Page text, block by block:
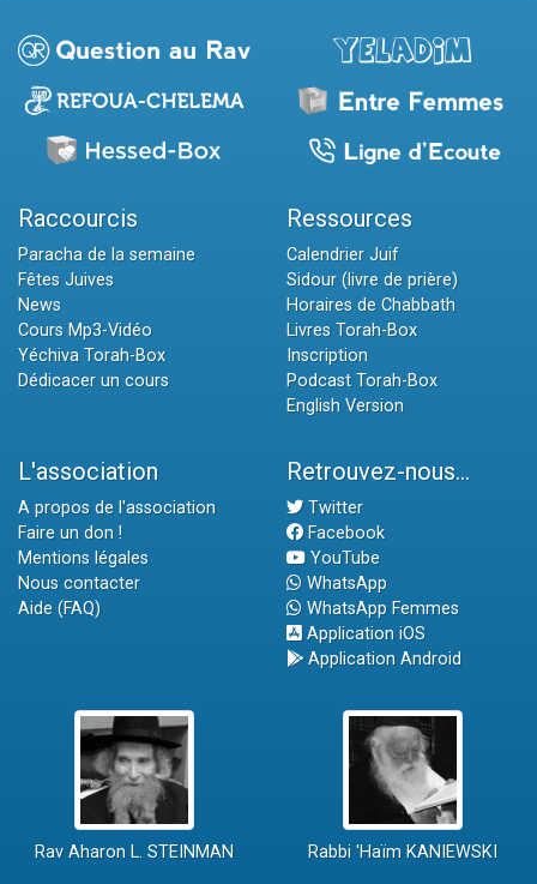
Raccourcis
Paracha de la semaine
Fêtes Juives
News
Cours Mp3-Vidéo
Yéchiva Torah-Box
Dédicacer un cours
Ressources
Calendrier Juif
Sidour (livre de prière)
Horaires de Chabbath
Livres Torah-Box
Inscription
Podcast Torah-Box
English Version
L'association
A propos de l'association
Faire un don !
Mentions légales
Nous contacter
Aide (FAQ)
Retrouvez-nous...
Twitter
Facebook
YouTube
WhatsApp
WhatsApp Femmes
Application iOS
Application Android
Rav Aharon L. STEINMAN Rabbi 'Haïm KANIEWSKI